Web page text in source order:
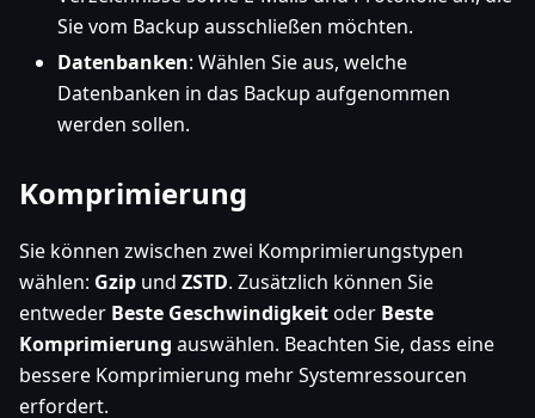
Sie vom Backup ausschließen möchten.
Datenbanken: Wählen Sie aus, welche
Datenbanken in das Backup aufgenommen
werden sollen.
Komprimierung
Sie können zwischen zwei Komprimierungstypen
wählen: Gzip und ZSTD. Zusätzlich können Sie
entweder Beste Geschwindigkeitoder Beste
Komprimierung auswählen. Beachten Sie, dass eine
bessere Komprimierung mehr Systemressourcen
erfordert.